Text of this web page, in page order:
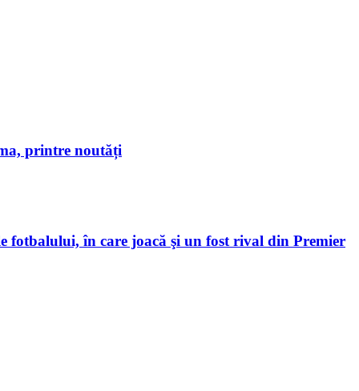
printre noutăți
fotbalului, în care joacă şi un fost rival din Premier